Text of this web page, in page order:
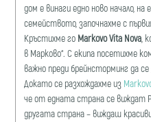
дом е винаги едно ново начало,
семейството, започнахме с
Кръстихме го Markovo Vita Nova ,
в Марково“. С екипа посетихме
важно преди брейнсторминг да
Докато се разхождахме из
че от едната страна се виждат
другата страна – виждаш